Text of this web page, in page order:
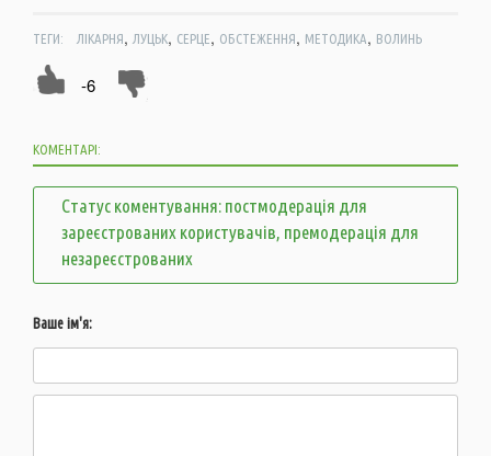
ТЕГИ: ЛІКАРНЯ, ЛУЦЬК, СЕРЦЕ, ОБСТЕЖЕННЯ, МЕТОДИКА, ВОЛИНЬ
-6
КОМЕНТАРІ:
Статус коментування: постмодерація для
зареєстрованих користувачів, премодерація для
незареєстрованих
Ваше ім'я: